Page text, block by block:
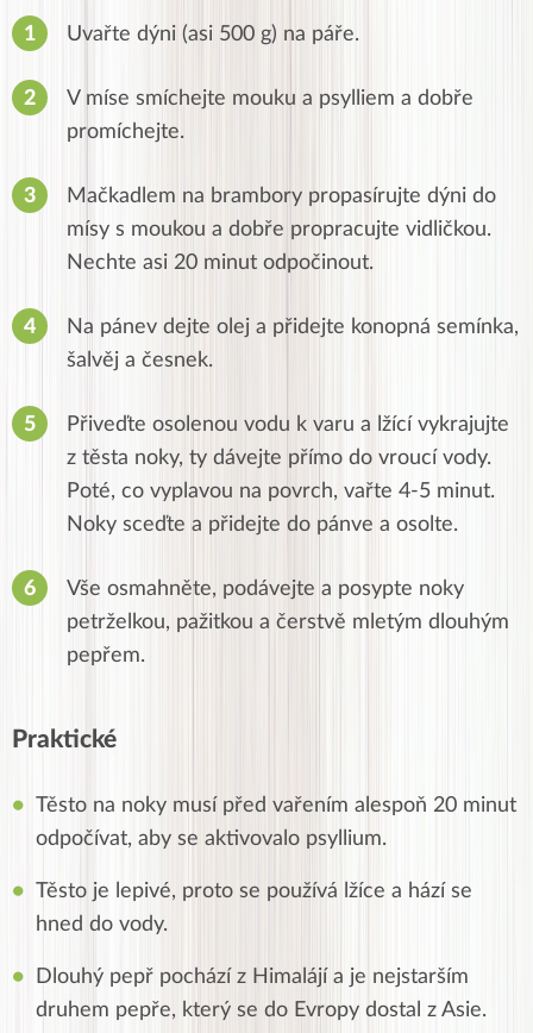
Uvařte dýni (asi 500 g) na páře.
V míse smíchejte mouku a psylliem a dobře
promíchejte.
Mačkadlem na brambory propasírujte dýni do
mísy s moukou a dobře propracujte vidličkou.
Nechte asi 20 minut odpočinout.
Na pánev dejte olej a přidejte konopná semínka,
šalvěj a česnek.
Přiveďte osolenou vodu k varu a lžící vykrajujte
z těsta noky, ty dávejte přímo do vroucí vody.
Poté, co vyplavou na povrch, vařte 4-5 minut.
Noky sceďte a přidejte do pánve a osolte.
Vše osmahněte, podávejte a posypte noky
petrželkou, pažitkou a čerstvě mletým dlouhým
pepřem.
Praktické
Těsto na noky musí před vařením alespoň 20 minut
odpočívat, aby se aktivovalo psyllium.
Těsto je lepivé, proto se používá lžíce a hází se
hned do vody.
Dlouhý pepř pochází z Himalájí a je nejstarším
druhem pepře, který se do Evropy dostal z Asie.